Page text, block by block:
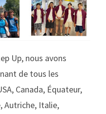
Up, nous avons
de tous les
Canada, Équateur,
Autriche, Italie,